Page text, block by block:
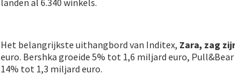
Het belangrijkste uithangbord van Inditex, Zara, zag
euro. Bershka groeide 5% tot 1,6 miljard euro,
14% tot 1,3 miljard euro.